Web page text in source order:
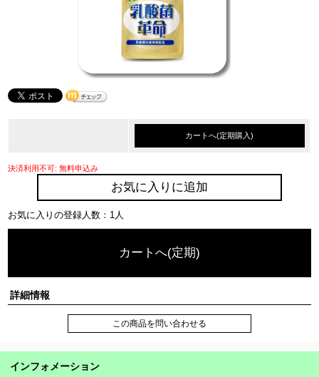
カートへ(定期購入)
決済利用不可: 無料申込み
お気に入りに追加
お気に入りの登録人数：1人
カートへ(定期)
詳細情報
この商品を問い合わせる
インフォメーション